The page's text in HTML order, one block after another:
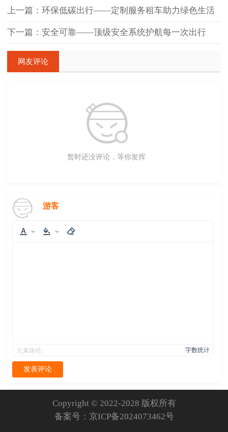
上一篇：环保低碳出行——定制服务租车助力绿色生活
下一篇：安全可靠——顶级安全系统护航每一次出行
网友评论
暂时还没评论，等你发挥
游客
元素路径: 字数统计
发表评论
Copyright © 2022-2028 版权所有
备案号： 京ICP备2024073462号